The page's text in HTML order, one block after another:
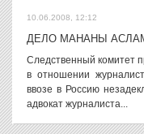
10.06.2008, 12:12
ДЕЛО МАНАНЫ
Следственный комитет
в отношении
ввозе в Россию
адвокат журналиста...